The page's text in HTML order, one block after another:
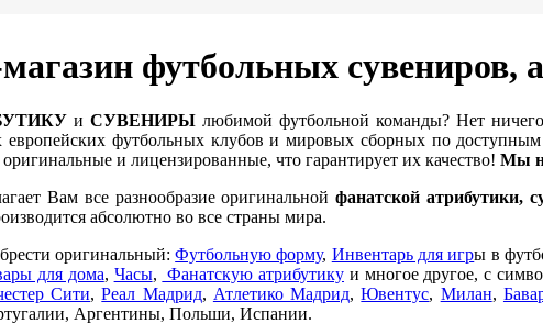
футбольных сувениров,
и СУВЕНИРЫ любимой футбольной команды? Нет
футбольных клубов и мировых сборных по
и лицензированные, что гарантирует их качество! Мы
Вам все разнообразие оригинальнойфанатской атрибутики,
абсолютно во все страны мира.
оригинальный:Футбольную форму, Инвентарь для игры в
для дома, Часы, Фанатскую атрибутикуи многое другое, с
Сити,Реал Мадрид, Атлетико Мадрид,Ювентус, Милан,
Аргентины, Польши, Испании.